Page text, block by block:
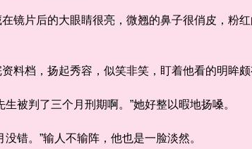
片后的大眼睛很亮，微翘的鼻子很俏皮，粉红
档，扬起秀容，似笑非笑，盯着他看的明眸颇
被判了三个月刑期啊。”她好整以暇地扬嗓。
错。”输人不输阵，他也是一脸淡然。